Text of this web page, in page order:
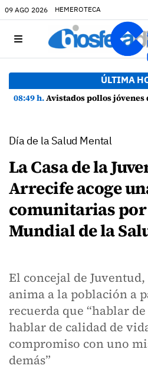
09 AGO 2026 HEMEROTECA
ÚLTIMA
08:49 h.Avistados pollos jóvenes de corredor sahariano y
Día de la Salud Mental
La Casa de la
Arrecife acoge
comunitarias por
Mundial de la
El concejal de
anima a la población a
recuerda que “hablar
hablar de calidad de
compromiso con uno
demás”